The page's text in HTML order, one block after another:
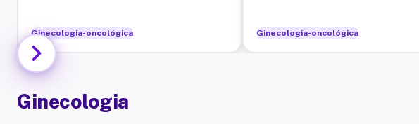
Ginecologia-oncológica Ginecologia-oncológica
Ginecologia